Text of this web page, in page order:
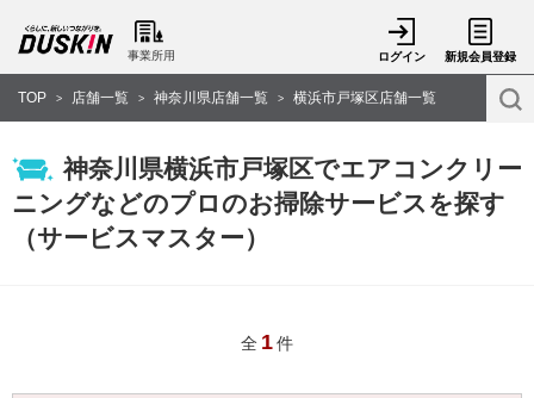
事業所用 ログイン 新規会員登録
TOP > 店舗一覧 > 神奈川県店舗一覧 > 横浜市戸塚区店舗一覧
神奈川県横浜市戸塚区でエアコンクリー
ニングなどのプロのお掃除サービスを探す
（サービスマスター）
全 1件